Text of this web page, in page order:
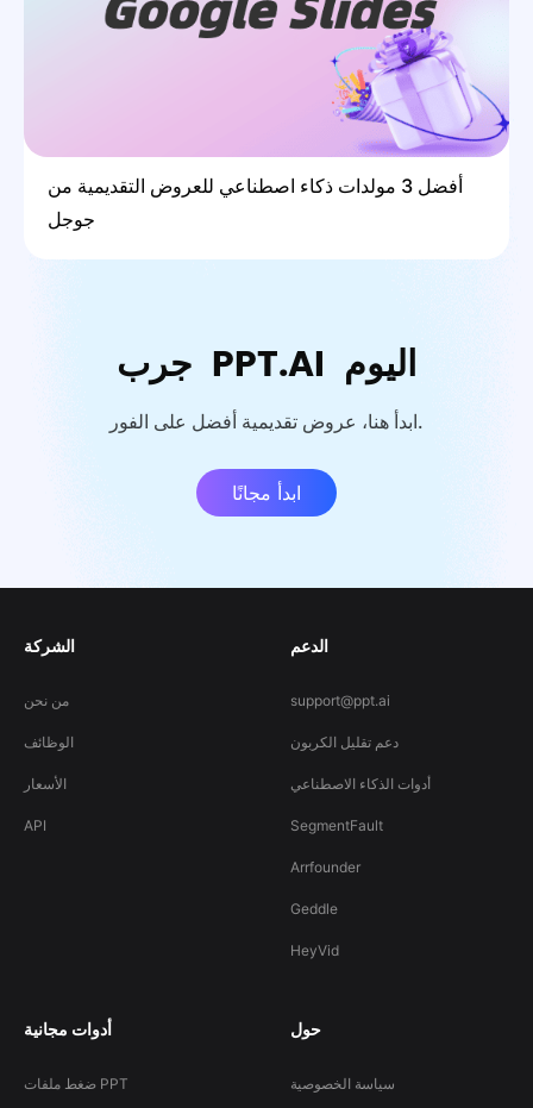
أفضل 3 مولدات ذكاء اصطناعي للعروض التقديمية من
جوجل
جرب PPT.AI اليوم
ابدأ هنا، عروض تقديمية أفضل على الفور.
ابدأ مجانًا
الشركة
من نحن
الوظائف
الأسعار
API
الدعم
support@ppt.ai
دعم تقليل الكربون
أدوات الذكاء الاصطناعي
SegmentFault
Arrfounder
Geddle
HeyVid
أدوات مجانية
ضغط ملفات PPT
حول
سياسة الخصوصية